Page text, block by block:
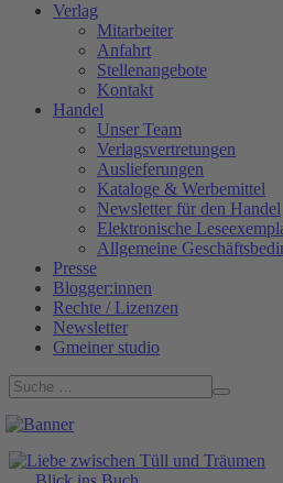
Verlag
Mitarbeiter
Anfahrt
Stellenangebote
Kontakt
Handel
Unser Team
Verlagsvertretungen
Auslieferungen
Kataloge & Werbemittel
Newsletter für den Handel
Elektronische
Allgemeine
Presse
Blogger:innen
Rechte / Lizenzen
Newsletter
Gmeiner studio